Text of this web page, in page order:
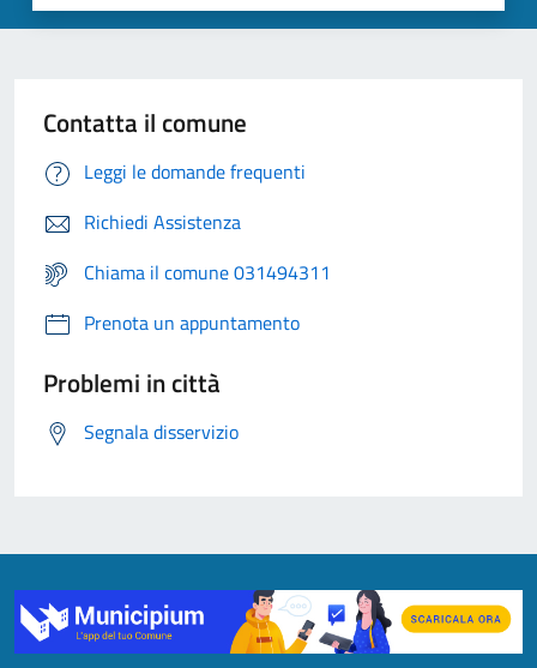
Contatta il comune
Leggi le domande frequenti
Richiedi Assistenza
Chiama il comune 031494311
Prenota un appuntamento
Problemi in città
Segnala disservizio